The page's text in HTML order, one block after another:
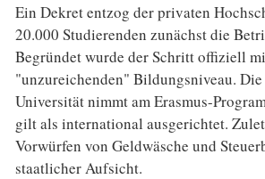
Ein Dekret entzog der privaten
20.000 Studierenden zunächst die
Begründet wurde der Schritt offiziell
"unzureichenden" Bildungsniveau.
Universität nimmt am Erasmus-
gilt als international ausgerichtet.
Vorwürfen von Geldwäsche und
staatlicher Aufsicht.